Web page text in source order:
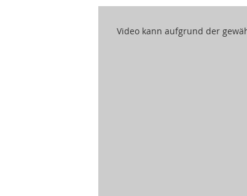
Video kann aufgrund der